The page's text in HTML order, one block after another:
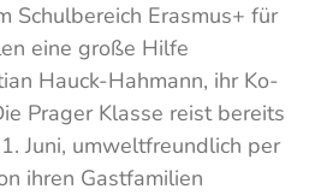
Schulbereich Erasmus+ für
eine große Hilfe
Hauck-Hahmann, ihr Ko-
Prager Klasse reist bereits
Juni, umweltfreundlich per
ihren Gastfamilien